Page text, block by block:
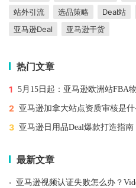
站外引流
选品策略 Deal站
亚马逊Deal
亚马逊干货
热门文章
1 5月15日起：亚马逊欧洲站FBA
2 亚马逊加拿大站点资质审核是
3 亚马逊日用品Deal爆款打造指
最新文章
· 亚马逊视频认证失败怎么办？